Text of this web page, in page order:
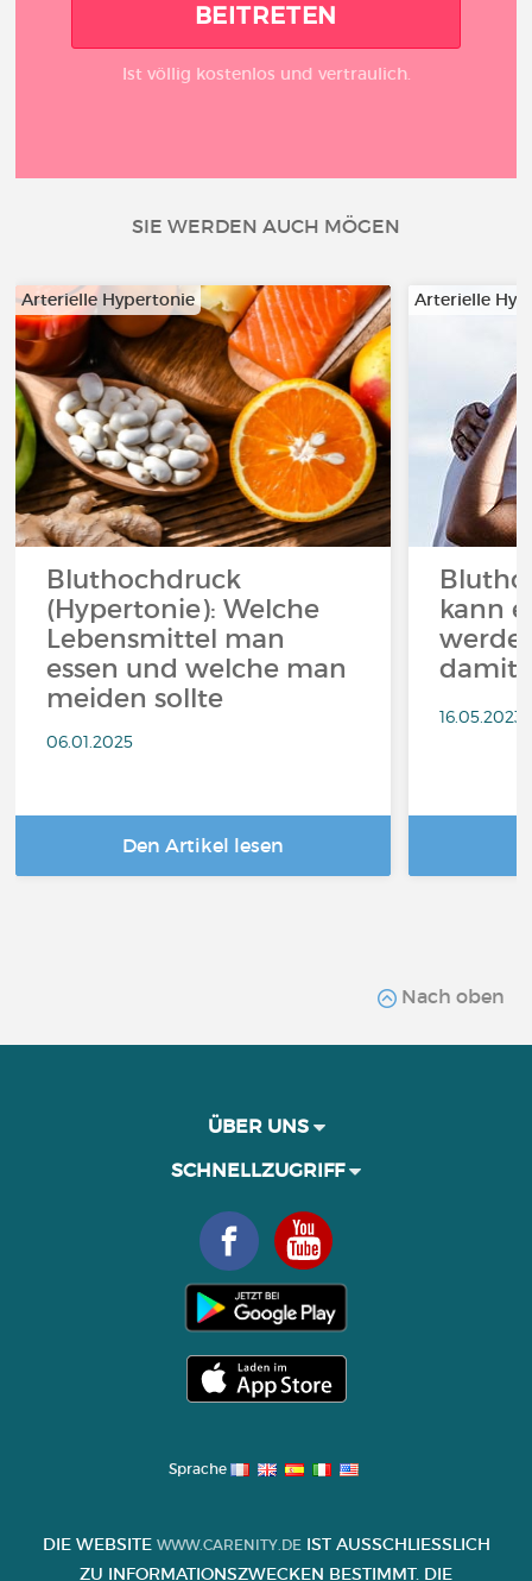
BEITRETEN
Ist völlig kostenlos und vertraulich.
SIE WERDEN AUCH MÖGEN
Arterielle Hypertonie
Bluthochdruck
(Hypertonie): Welche
Lebensmittel man
essen und welche man
meiden sollte
06.01.2025
Den Artikel lesen
Arterielle
kann
damit?
16.05.2023
Nach oben
ÜBER UNS
SCHNELLZUGRIFF
Sprache
DIE WEBSITE WWW.CARENITY.DEIST AUSSCHLIESSLICH Z
U INFORMATIONSZWECKEN BESTIMMT. DIE I